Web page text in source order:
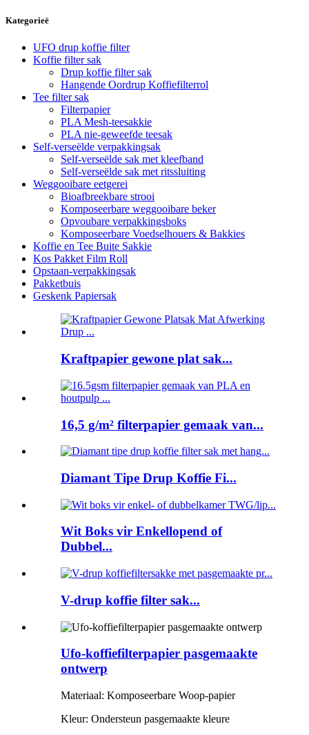
Kategorieë
UFO drup koffie filter
Koffie filter sak
Drup koffie filter sak
Hangende Oordrup Koffiefilterrol
Tee filter sak
Filterpapier
PLA Mesh-teesakkie
PLA nie-geweefde teesak
Self-verseëlde verpakkingsak
Self-verseëlde sak met kleefband
Self-verseëlde sak met ritssluiting
Weggooibare eetgerei
Bioafbreekbare strooi
Komposeerbare weggooibare beker
Opvoubare verpakkingsboks
Komposeerbare Voedselhouers & Bakkies
Koffie en Tee Buite Sakkie
Kos Pakket Film Roll
Opstaan-verpakkingsak
Pakketbuis
Geskenk Papiersak
Kraftpapier gewone plat sak...
16,5 g/m² filterpapier gemaak van...
Diamant Tipe Drup Koffie Fi...
Wit Boks vir Enkellopend of
Dubbel...
V-drup koffie filter sak...
Ufo-koffiefilterpapier pasgemaakte
ontwerp
Materiaal: Komposeerbare Woop-papier
Kleur: Ondersteun pasgemaakte kleure